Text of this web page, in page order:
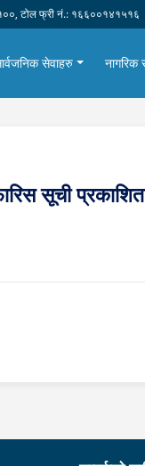
टोल फ्री नं.: १६६००१४१५१६
सेवाहरु नागरिक
सूची